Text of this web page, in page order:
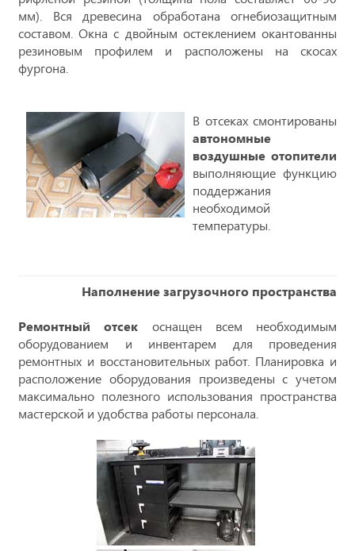
мм). Вся древесина обработана огнебиозащитным
составом. Окна с двойным остеклением окантованны
резиновым профилем и расположены на скосах
фургона.
В отсеках смонтированы
автономные
воздушные отопители
выполняющие функцию
поддержания
необходимой
температуры.
Наполнение загрузочного пространства
Ремонтный отсек оснащен всем необходимым
оборудованием и инвентарем для проведения
ремонтных и восстановительных работ. Планировка и
расположение оборудования произведены с учетом
максимально полезного использования пространства
мастерской и удобства работы персонала.